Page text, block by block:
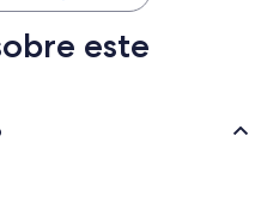
207 €
este